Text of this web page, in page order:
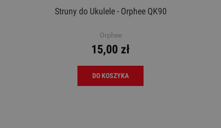
Struny do Ukulele - Orphee QK90
Orphee
15,00 zł
DO KOSZYKA